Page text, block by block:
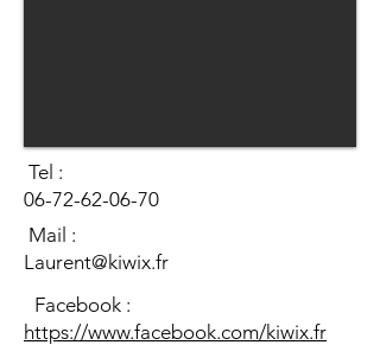
Tel :
06-72-62-06-70
Mail :
Laurent@kiwix.fr
Facebook :
https://www.facebook.com/kiwix.fr